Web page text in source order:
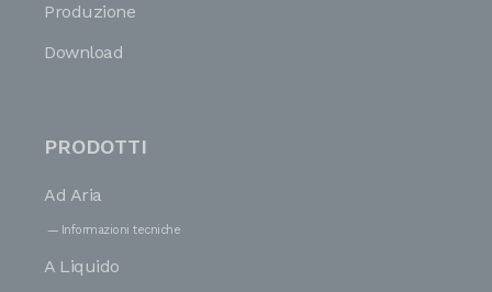
Produzione
Download
PRODOTTI
Ad Aria
Informazioni tecniche
A Liquido